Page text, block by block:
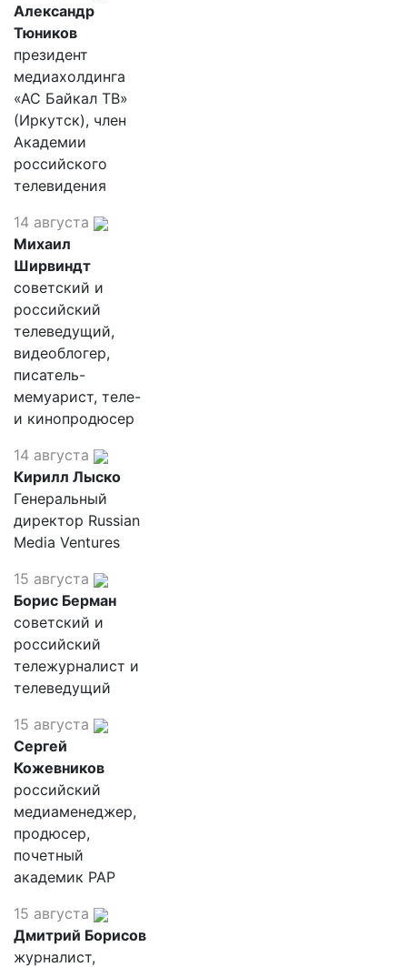
Александр
Тюников
президент
медиахолдинга
«АС Байкал ТВ»
(Иркутск), член
Академии
российского
телевидения
14 августа
Михаил
Ширвиндт
советский и
российский
телеведущий,
видеоблогер,
писатель-
мемуарист, теле-
и кинопродюсер
14 августа
Кирилл Лыско
Генеральный
директор Russian
Media Ventures
15 августа
Борис Берман
советский и
российский
тележурналист и
телеведущий
15 августа
Сергей
Кожевников
российский
медиаменеджер,
продюсер,
почетный
академик РАР
15 августа
Дмитрий Борисов
журналист,